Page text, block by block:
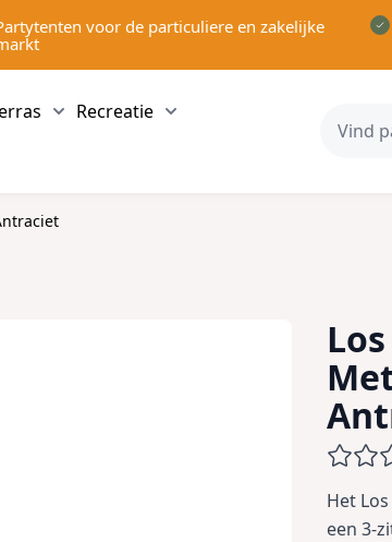
voor de particuliere en zakelijke
for Partytenten category
Show submenu for Tuin en Terras
Recreatie
Show submenu for
for Voor in Huis category
Het
een 3-